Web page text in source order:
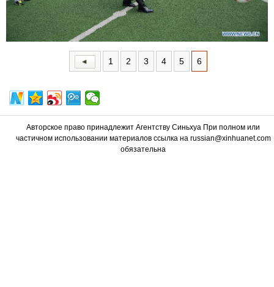
1 2 3 4 5 6
Авторское право принадлежит Агентству Синьхуа При полном или
частичном использовании материалов ссылка на russian@xinhuanet.com
обязательна